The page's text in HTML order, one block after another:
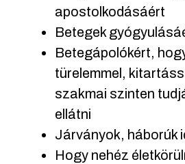
apostolkodásáért
Betegek
Betegápolókért,
türelemmel,
szakmai szinten
ellátni
Járványok, háborúk
Hogy nehéz